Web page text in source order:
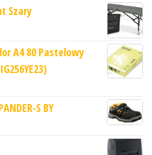
Szary
A4 80 Pastelowy
S BY